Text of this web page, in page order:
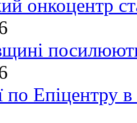
онкоцентр
по Епіцентру